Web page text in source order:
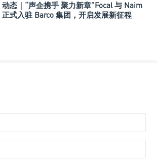
动态｜“声企携手 聚力新章”Focal 与 Naim
正式入驻 Barco 集团，开启发展新征程